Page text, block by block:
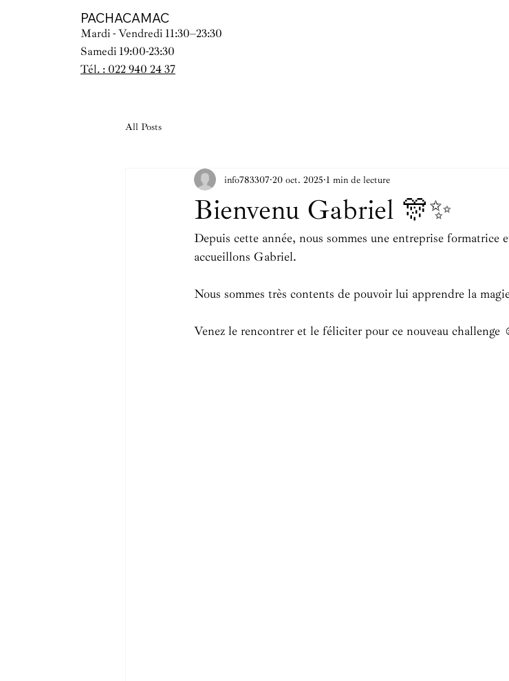
PACHACAMAC
Mardi - Vendredi 11:30–23:30
Samedi 19:00-23:30
Tél. : 022 940 24 37
All Posts
Bienvenu Gabriel 🎊✨️
info783307 20 oct. 2025 1 min de lecture
Depuis cette année, nous sommes une entreprise formatrice
accueillons Gabriel.
Nous sommes très contents de pouvoir lui apprendre la
Venez le rencontrer et le féliciter pour ce nouveau challenge